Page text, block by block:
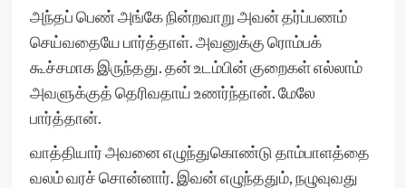
அந்தப் பெண் அங்கே நின்றவாறு அவன் தர்ப்பணம்
செய்வதையே பார்த்தாள். அவனுக்கு ரொம்பக்
கூச்சமாக இருந்தது. தன் உடம்பின் குறைகள் எல்லாம்
அவளுக்குத் தெரிவதாய் உணர்ந்தான். மேலே
பார்த்தான்.
வாத்தியார் அவனை எழுந்துகொண்டு தாம்பாளத்தை
வலம் வரச் சொன்னார். இவன் எழுந்ததும், நழுவுவது